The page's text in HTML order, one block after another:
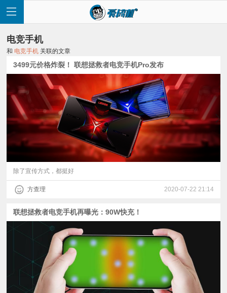
首
页
讯
电竞手机
和 电竞手机 关联的文章
3499元价格炸裂！ 联想拯救者电竞手机Pro发布
除了宣传方式，都挺好
方查理 2020-07-22 21:14
联想拯救者电竞手机再曝光：90W快充！